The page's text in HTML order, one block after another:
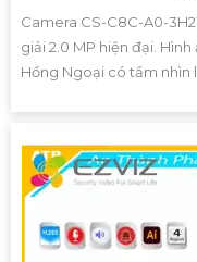
Camera CS-C8C-A0-
giải 2.0 MP hiện đại.
Hồng Ngoại có tầm